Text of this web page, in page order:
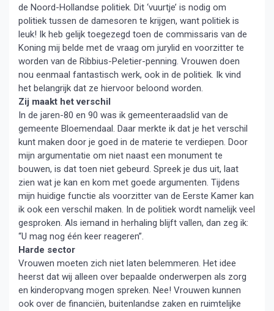
de Noord-Hollandse politiek. Dit ‘vuurtje’ is nodig om
politiek tussen de damesoren te krijgen, want politiek is
leuk! Ik heb gelijk toegezegd toen de commissaris van de
Koning mij belde met de vraag om jurylid en voorzitter te
worden van de Ribbius-Peletier-penning. Vrouwen doen
nou eenmaal fantastisch werk, ook in de politiek. Ik vind
het belangrijk dat ze hiervoor beloond worden.
Zij maakt het verschil
In de jaren-80 en 90 was ik gemeenteraadslid van de
gemeente Bloemendaal. Daar merkte ik dat je het verschil
kunt maken door je goed in de materie te verdiepen. Door
mijn argumentatie om niet naast een monument te
bouwen, is dat toen niet gebeurd. Spreek je dus uit, laat
zien wat je kan en kom met goede argumenten. Tijdens
mijn huidige functie als voorzitter van de Eerste Kamer kan
ik ook een verschil maken. In de politiek wordt namelijk veel
gesproken. Als iemand in herhaling blijft vallen, dan zeg ik:
“U mag nog één keer reageren”.
Harde sector
Vrouwen moeten zich niet laten belemmeren. Het idee
heerst dat wij alleen over bepaalde onderwerpen als zorg
en kinderopvang mogen spreken. Nee! Vrouwen kunnen
ook over de financiën, buitenlandse zaken en ruimtelijke